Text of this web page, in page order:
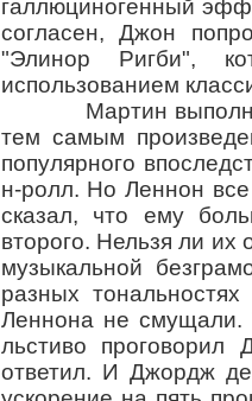
галлюциногенный
согласен, Джон
"Элинор Ригби",
использованием
Мартин выполнил
тем самым
популярного
н-ролл. Но Леннон
сказал, что ему
второго. Нельзя ли
музыкальной
разных
Леннона не
льстиво
ответил. И Джордж